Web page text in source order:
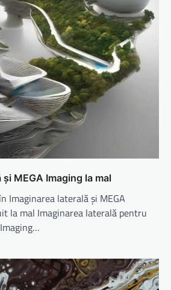
MEGA Imaging la mal
Imaginarea laterală și MEGA
la mal Imaginarea laterală pentru